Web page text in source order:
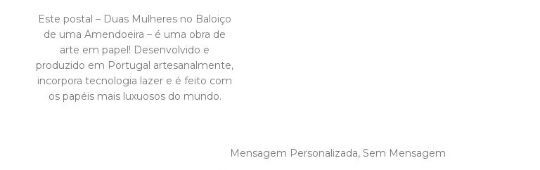
Este postal – Duas Mulheres no Baloiço
de uma Amendoeira – é uma obra de
arte em papel! Desenvolvido e
produzido em Portugal artesanalmente,
incorpora tecnologia lazer e é feito com
os papéis mais luxuosos do mundo.
Mensagem Personalizada, Sem Mensagem